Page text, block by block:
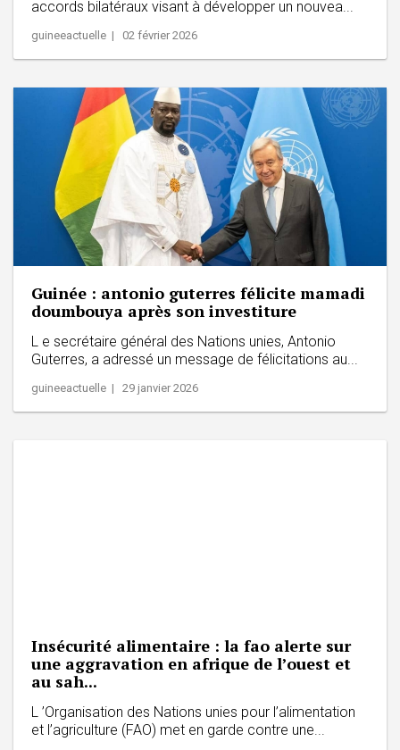
accords bilatéraux visant à développer un nouvea...
guineeactuelle | 02 février 2026
Guinée : antonio guterres félicite mamadi
doumbouya après son investiture
L e secrétaire général des Nations unies, Antonio
Guterres, a adressé un message de félicitations au...
guineeactuelle | 29 janvier 2026
Insécurité alimentaire : la fao alerte sur
une aggravation en afrique de l’ouest et
au sah...
L ’Organisation des Nations unies pour l’alimentation
et l’agriculture (FAO) met en garde contre une...